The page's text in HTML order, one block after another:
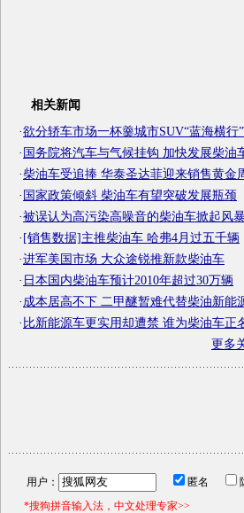
相关新闻
·欲分轿车市场一杯羹城市SUV“蓝海横行”
·国务院将汽车与气候挂钩 加快发展柴油
·柴油车受追捧 华泰圣达菲迎来销售黄金
·国家政策倾斜 柴油车有望突破发展瓶颈
·被误认为高污染高噪音的柴油车掀起风
·[销售数据]主推柴油车 哈弗4月过五千辆
·进军美国市场 大众途锐推新款柴油车
· 日本国内柴油车预计2010年超过30万辆
·成本居高不下 二甲醚暂难代替柴油新能
· 比新能源车更实用却遭禁 谁为柴油车正
更多
用户： 匿名
*搜狗拼音输入法，中文处理专家>>